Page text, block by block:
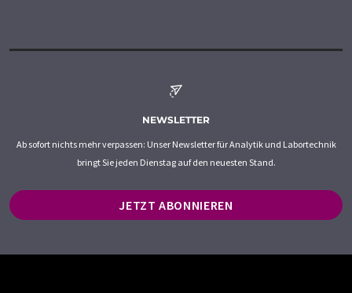
NEWSLETTER
Ab sofort nichts mehr verpassen: Unser Newsletter für Analytik und Labortechnik
bringt Sie jeden Dienstag auf den neuesten Stand.
JETZT ABONNIEREN